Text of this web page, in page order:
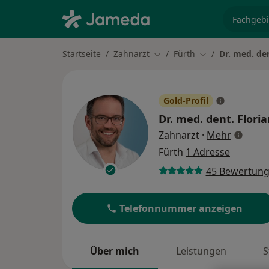
Startseite Zahnarzt Stadt ändern
Fürth Stadt ändern
Dr. med.
Gold-Profil
Dr. med. dent.
Zahnarzt · Mehrüber
Fürth 1 Adresse
45
Telefonnummer anzeigen
Über mich Leistungen